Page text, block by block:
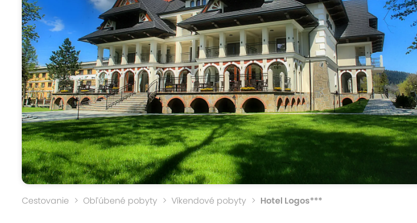
Cestovanie Obľúbené pobyty Víkendové pobyty Hotel Logos***